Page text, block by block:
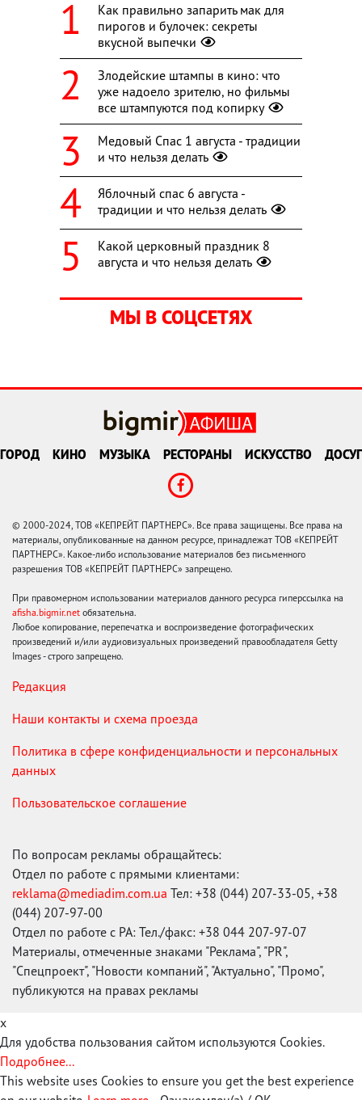
Как правильно запарить мак для
пирогов и булочек: секреты
вкусной выпечки
Злодейские штампы в кино: что
уже надоело зрителю, но фильмы
все штампуются под копирку
Медовый Спас 1 августа - традиции
и что нельзя делать
Яблочный спас 6 августа -
традиции и что нельзя делать
Какой церковный праздник 8
августа и что нельзя делать
МЫ В СОЦСЕТЯХ
ГОРОД КИНО МУЗЫКА РЕСТОРАНЫ ИСКУССТВО ДОСУГ
© 2000-2024, ТОВ «КЕПРЕЙТ ПАРТНЕРС». Все права защищены. Все права на
материалы, опубликованные на данном ресурсе, принадлежат ТОВ «КЕПРЕЙТ
ПАРТНЕРС». Какое-либо использование материалов без письменного
разрешения ТОВ «КЕПРЕЙТ ПАРТНЕРС» запрещено.
При правомерном использовании материалов данного ресурса гиперссылка на
afisha.bigmir.net обязательна.
Любое копирование, перепечатка и воспроизведение фотографических
произведений и/или аудиовизуальных произведений правообладателя Getty
Images - строго запрещено.
Редакция
Наши контакты и схема проезда
Политика в сфере конфиденциальности и персональных
данных
Пользовательское соглашение
По вопросам рекламы обращайтесь:
Отдел по работе с прямыми клиентами:
reklama@mediadim.com.ua Тел: +38 (044) 207-33-05, +38
(044) 207-97-00
Отдел по работе с РА: Тел./факс: +38 044 207-97-07
Материалы, отмеченные знаками "Реклама", "PR",
"Спецпроект", "Новости компаний", "Актуально", "Промо",
публикуются на правах рекламы
x
Для удобства пользования сайтом используются Cookies.
Подробнее...
This website uses Cookies to ensure you get the best experience